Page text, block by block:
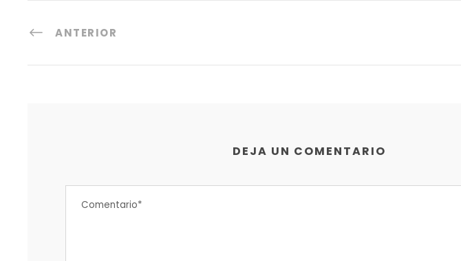
ANTERIOR
DEJA UN COMENTARIO